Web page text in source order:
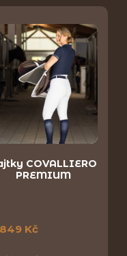
COVALLIERO
PREMIUM
Kč